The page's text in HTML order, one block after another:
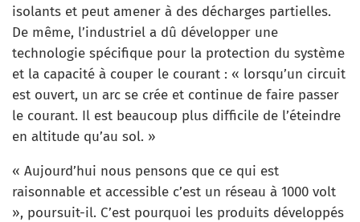
isolants et peut amener à des décharges partielles.
De même, l’industriel a dû développer une
technologie spécifique pour la protection du système
et la capacité à couper le courant : « lorsqu’un circuit
est ouvert, un arc se crée et continue de faire passer
le courant. Il est beaucoup plus difficile de l’éteindre
en altitude qu’au sol. »
« Aujourd’hui nous pensons que ce qui est
raisonnable et accessible c’est un réseau à 1000 volt
», poursuit-il. C’est pourquoi les produits développés